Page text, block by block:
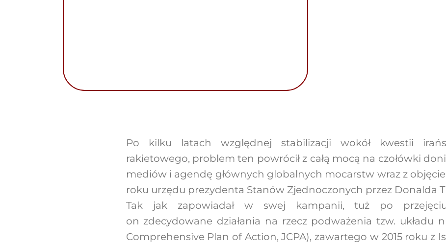
Po kilku latach względnej stabilizacji wokół kwestii
rakietowego, problem ten powrócił z całą mocą na czołówki
mediów i agendę głównych globalnych mocarstw wraz z
roku urzędu prezydenta Stanów Zjednoczonych przez Donalda
Tak jak zapowiadał w swej kampanii, tuż po
on zdecydowane działania na rzecz podważenia tzw. układu
Comprehensive Plan of Action, JCPA), zawartego w 2015 roku z